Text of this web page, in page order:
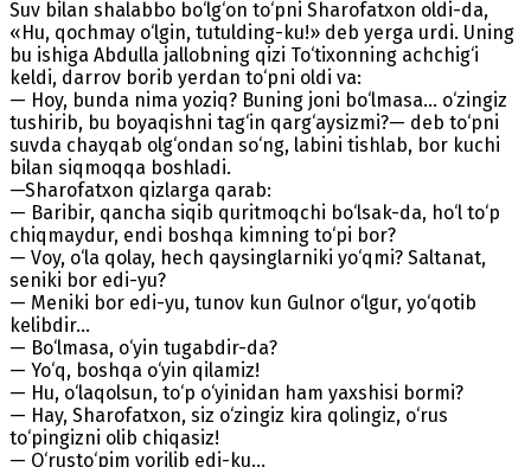
Suv bilan shalabbo bo‘lg‘on to‘pni Sharofatxon oldi-da,
«Hu, qochmay o‘lgin, tutulding-ku!» deb yerga urdi. Uning
bu ishiga Abdulla jallobning qizi To‘tixonning achchig‘i
keldi, darrov borib yerdan to‘pni oldi va:
— Hoy, bunda nima yoziq? Buning joni bo‘lmasa... o‘zingiz
tushirib, bu boyaqishni tag‘in qarg‘aysizmi?— deb to‘pni
suvda chayqab olg‘ondan so‘ng, labini tishlab, bor kuchi
bilan siqmoqqa boshladi.
—Sharofatxon qizlarga qarab:
— Baribir, qancha siqib quritmoqchi bo‘lsak-da, ho‘l to‘p
chiqmaydur, endi boshqa kimning to‘pi bor?
— Voy, o‘la qolay, hech qaysinglarniki yo‘qmi? Saltanat,
seniki bor edi-yu?
— Meniki bor edi-yu, tunov kun Gulnor o‘lgur, yo‘qotib
kelibdir...
— Bo‘lmasa, o‘yin tugabdir-da?
— Yo‘q, boshqa o‘yin qilamiz!
— Hu, o‘laqolsun, to‘p o‘yinidan ham yaxshisi bormi?
— Hay, Sharofatxon, siz o‘zingiz kira qolingiz, o‘rus
to‘pingizni olib chiqasiz!
— O‘rusto‘pim yorilib edi-ku...